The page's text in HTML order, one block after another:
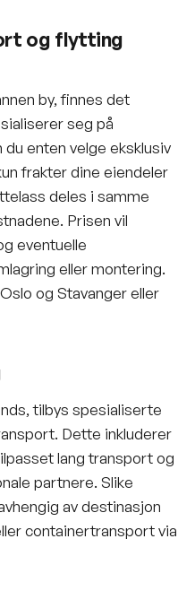
og flytting
by, finnes det
seg på
enten velge eksklusiv
frakter dine eiendeler
deles i samme
Prisen vil
eventuelle
eller montering.
og Stavangereller
tilbys spesialiserte
Dette inkluderer
lang transport og
partnere. Slike
av destinasjon
containertransport via